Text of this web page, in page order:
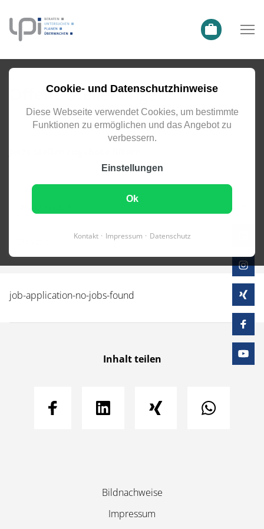
Cookie- und Datenschutzhinweise
Diese Webseite verwendet Cookies, um bestimmte
Funktionen zu ermöglichen und das Angebot zu
verbessern.
Einstellungen
Ok
Kontakt Impressum Datenschutz
Offene Stellenangebote
Teilzeit (0)
job-application-no-jobs-found
Inhalt teilen
Navigation
überspringen
Bildnachweise
Impressum